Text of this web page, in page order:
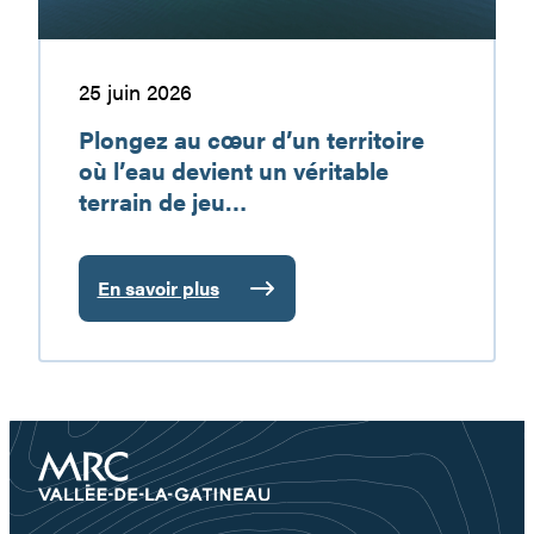
terrain25 juin 2026
Plongez au cœur d’un territoire
où l’eau devient un véritable
terrain de jeu…
En savoir plus
:
Plongez
au
d’un
territoire
où
l’eau